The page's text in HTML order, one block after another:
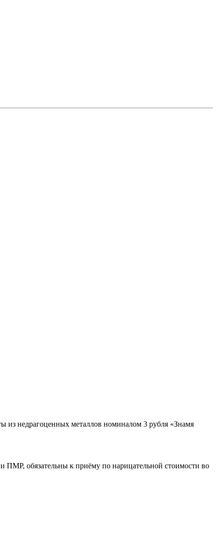
из недрагоценных металлов номиналом 3 рубля «Знамя
ПМР, обязательны к приёму по нарицательной стоимости во